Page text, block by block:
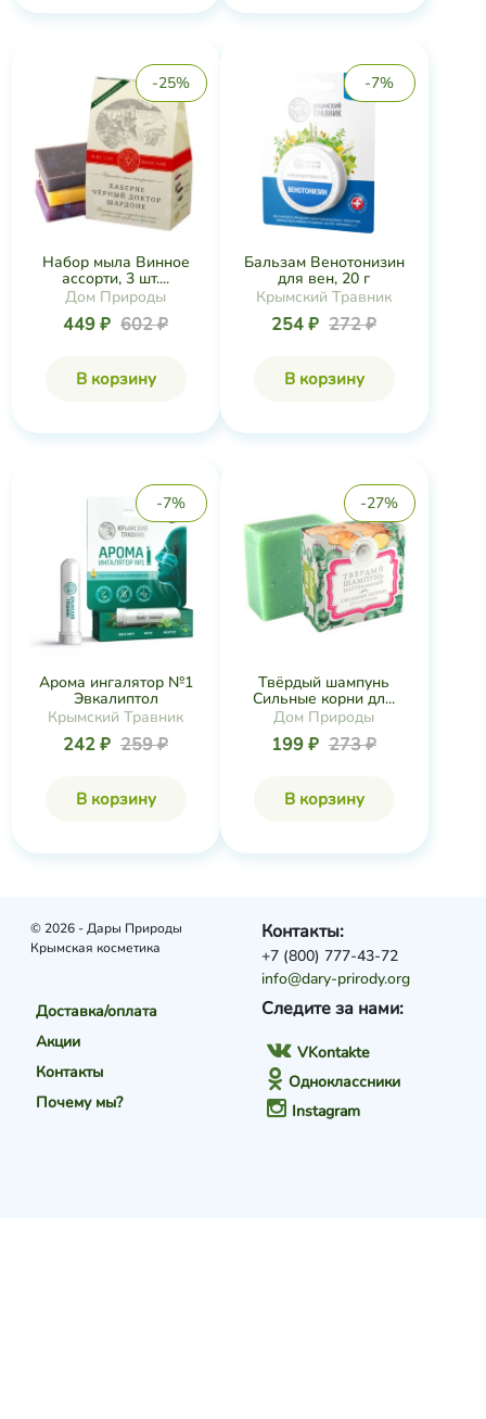
-25%
Набор мыла Винное
ассорти, 3 шт....
Дом Природы
449 ₽ 602 ₽
В корзину
-7%
Бальзам Венотонизин
для вен, 20 г
Крымский Травник
254 ₽ 272 ₽
В корзину
-7%
Арома ингалятор №1
Эвкалиптол
Крымский Травник
242 ₽ 259 ₽
В корзину
-27%
Твёрдый шампунь
Сильные корни дл...
Дом Природы
199 ₽ 273 ₽
В корзину
© 2026 - Дары Природы
Крымская косметика
Доставка/оплата
Акции
Контакты
Почему мы?
Следите за нами:
VKontakte
Одноклассники
Instagram
Контакты:
+7 (800) 777-43-72
info@dary-prirody.org